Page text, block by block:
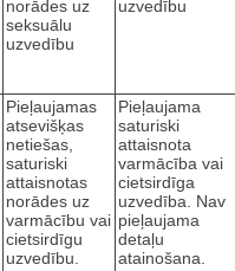
norādes uz
seksuālu
uzvedību
uzvedību
Pieļaujamas
atsevišķas
netiešas,
saturiski
attaisnotas
norādes uz
varmācību vai
cietsirdīgu
uzvedību.
Pieļaujama
saturiski
attaisnota
varmācība vai
cietsirdīga
uzvedība. Nav
pieļaujama
detaļu
atainošana.